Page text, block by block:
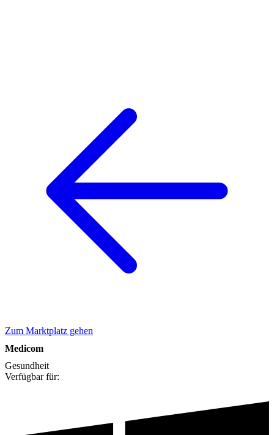
Zum Marktplatz gehen
Medicom
Gesundheit
Verfügbar für: